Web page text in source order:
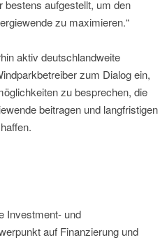
bestens aufgestellt, um den
zu maximieren.“
aktiv deutschlandweite
zum Dialog ein,
zu besprechen, die
beitragen und langfristigen
Investment- und
auf Finanzierung und